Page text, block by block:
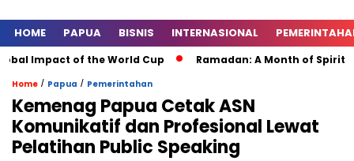
HOME PAPUA BISNIS INTERNASIONAL
Impact of the World Cup Ramadan: A Month of Spiritual
Home / Papua / Pemerintahan
Kemenag Papua Cetak ASN
Komunikatif dan Profesional Lewat
Pelatihan Public Speaking